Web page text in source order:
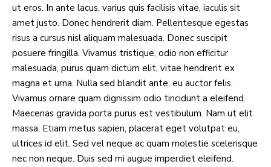
ut eros. In ante lacus, varius quis facilisis vitae, iaculis sit
amet justo. Donec hendrerit diam. Pellentesque egestas
risus a cursus nisl aliquam malesuada. Donec suscipit
posuere fringilla. Vivamus tristique, odio non efficitur
malesuada, purus quam dictum elit, vitae hendrerit ex
magna et urna. Nulla sed blandit ante, eu auctor felis.
Vivamus ornare quam dignissim odio tincidunt a eleifend.
Maecenas gravida porta purus est vestibulum. Nam ut elit
massa. Etiam metus sapien, placerat eget volutpat eu,
ultrices id elit. Sed vel neque ac quam molestie scelerisque
nec non neque. Duis sed mi augue imperdiet eleifend.